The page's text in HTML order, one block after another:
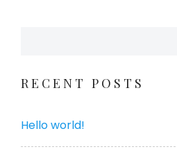
RECENT POSTS
Hello world!